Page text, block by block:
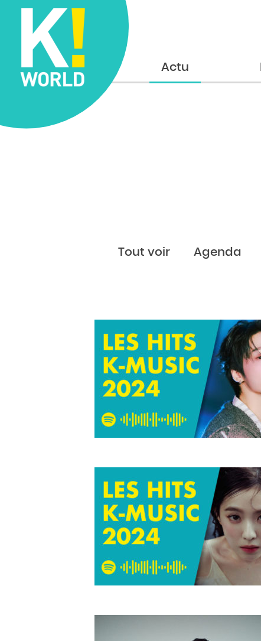
Accueil Actu
Tout voir Agenda